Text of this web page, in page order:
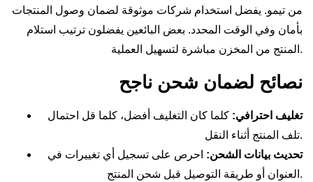
من تيمو. يفضل استخدام شركات موثوقة لضمان وصول المنتجات
بأمان وفي الوقت المحدد. بعض البائعين يفضلون ترتيب استلام
المنتج من المخزن مباشرة لتسهيل العملية.
نصائح لضمان شحن ناجح
تغليف احترافي: كلما كان التغليف أفضل، كلما قل احتمال
تلف المنتج أثناء النقل.
تحديث بيانات الشحن: احرص على تسجيل أي تغييرات في
العنوان أو طريقة التوصيل قبل شحن المنتج.